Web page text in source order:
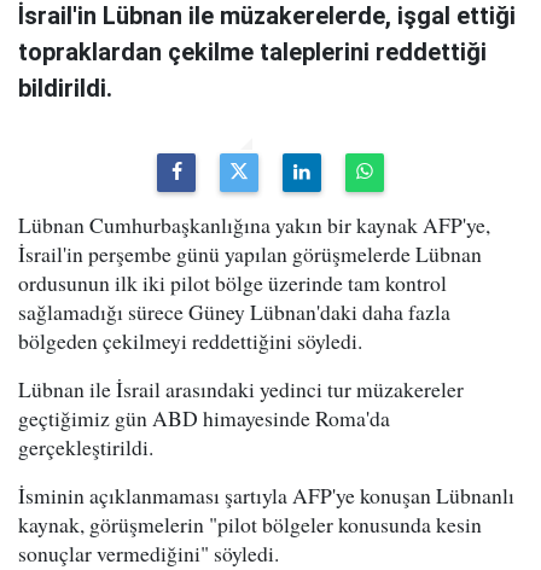
İsrail'in Lübnan ile müzakerelerde, işgal ettiği
topraklardan çekilme taleplerini reddettiği
bildirildi.
Lübnan Cumhurbaşkanlığına yakın bir kaynak AFP'ye,
İsrail'in perşembe günü yapılan görüşmelerde Lübnan
ordusunun ilk iki pilot bölge üzerinde tam kontrol
sağlamadığı sürece Güney Lübnan'daki daha fazla
bölgeden çekilmeyi reddettiğini söyledi.
Lübnan ile İsrail arasındaki yedinci tur müzakereler
geçtiğimiz gün ABD himayesinde Roma'da
gerçekleştirildi.
İsminin açıklanmaması şartıyla AFP'ye konuşan Lübnanlı
kaynak, görüşmelerin "pilot bölgeler konusunda kesin
sonuçlar vermediğini" söyledi.